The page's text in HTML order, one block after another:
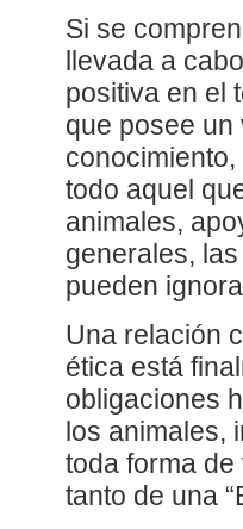
Si se
llevada a
positiva en el
que posee un
todo aquel
animales,
generales,
pueden
Una relación
ética está
obligaciones
los animales,
toda forma
tanto de una